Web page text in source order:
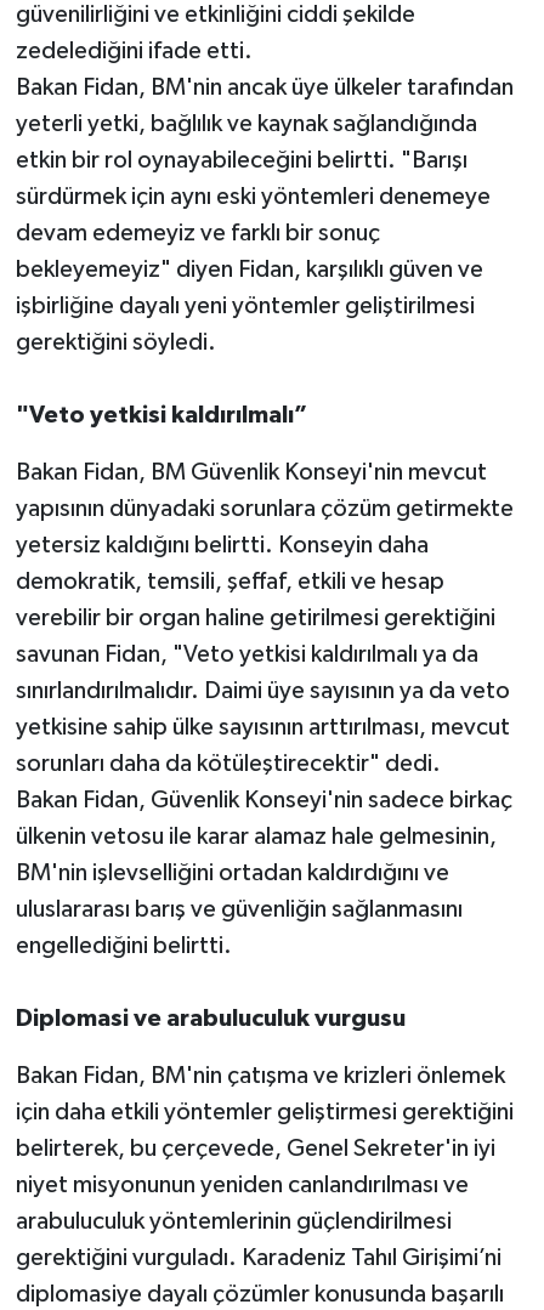
güvenilirliğini ve etkinliğini ciddi şekilde
zedelediğini ifade etti.
Bakan Fidan, BM'nin ancak üye ülkeler tarafından
yeterli yetki, bağlılık ve kaynak sağlandığında
etkin bir rol oynayabileceğini belirtti. "Barışı
sürdürmek için aynı eski yöntemleri denemeye
devam edemeyiz ve farklı bir sonuç
bekleyemeyiz" diyen Fidan, karşılıklı güven ve
işbirliğine dayalı yeni yöntemler geliştirilmesi
gerektiğini söyledi.
"Veto yetkisi kaldırılmalı”
Bakan Fidan, BM Güvenlik Konseyi'nin mevcut
yapısının dünyadaki sorunlara çözüm getirmekte
yetersiz kaldığını belirtti. Konseyin daha
demokratik, temsili, şeffaf, etkili ve hesap
verebilir bir organ haline getirilmesi gerektiğini
savunan Fidan, "Veto yetkisi kaldırılmalı ya da
sınırlandırılmalıdır. Daimi üye sayısının ya da veto
yetkisine sahip ülke sayısının arttırılması, mevcut
sorunları daha da kötüleştirecektir" dedi.
Bakan Fidan, Güvenlik Konseyi'nin sadece birkaç
ülkenin vetosu ile karar alamaz hale gelmesinin,
BM'nin işlevselliğini ortadan kaldırdığını ve
uluslararası barış ve güvenliğin sağlanmasını
engellediğini belirtti.
Diplomasi ve arabuluculuk vurgusu
Bakan Fidan, BM'nin çatışma ve krizleri önlemek
için daha etkili yöntemler geliştirmesi gerektiğini
belirterek, bu çerçevede, Genel Sekreter'in iyi
niyet misyonunun yeniden canlandırılması ve
arabuluculuk yöntemlerinin güçlendirilmesi
gerektiğini vurguladı. Karadeniz Tahıl Girişimi’ni
diplomasiye dayalı çözümler konusunda başarılı